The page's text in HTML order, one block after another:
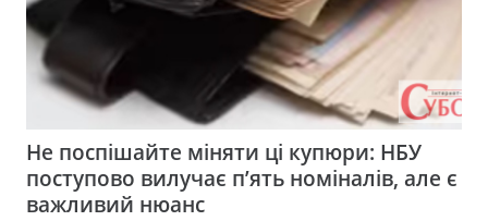
Не поспішайте міняти ці купюри: НБУ
поступово вилучає п’ять номіналів, але є
важливий нюанс